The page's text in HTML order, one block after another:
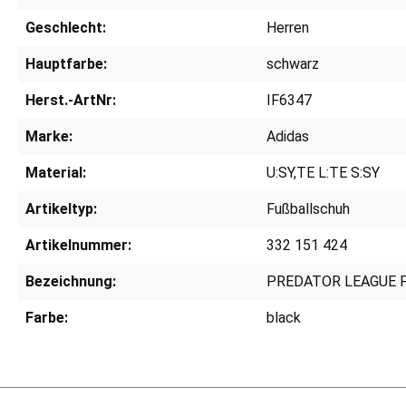
Geschlecht: Herren
Hauptfarbe: schwarz
Herst.-ArtNr: IF6347
Marke: Adidas
Material: U:SY,TE L:TE S:SY
Artikeltyp: Fußballschuh
Artikelnummer: 332 151 424
Bezeichnung: PREDATOR LEAGUE
Farbe: black